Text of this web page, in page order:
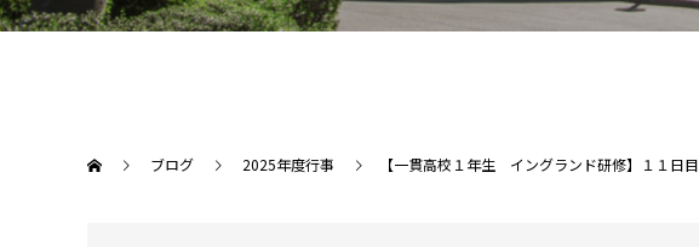
ブログ 2025年度行事 【一貫高校１年生 イングランド研修】１１日目